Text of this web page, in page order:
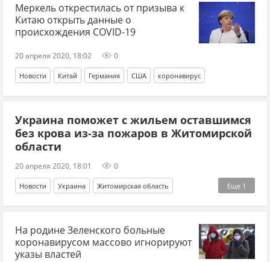
Меркель открестилась от призыва к
Китаю открыть данные о
происхождения COVID-19
20 апреля 2020, 18:02 0
Новости Китай Германия США коронавирус
Украина поможет с жильем оставшимся
без крова из-за пожаров в Житомирской
области
20 апреля 2020, 18:01 0
Еще 1
Новости Украина Житомирская область
пожарные
На родине Зеленского больные
коронавирусом массово игнорируют
указы властей